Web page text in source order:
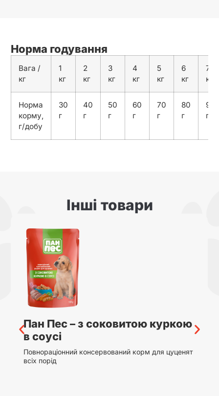
Норма годування
Вага /
кг
1
кг
2
кг
3
кг
4
кг
5
кг
6
кг
7
кг
Норма
корму,
г/добу
30
г
40
г
50
г
60
г
70
г
80
г
90
г
Інші товари
Пан Пес – з соковитою куркою
в соусі
Повнораціонний консервований корм для цуценят
всіх порід